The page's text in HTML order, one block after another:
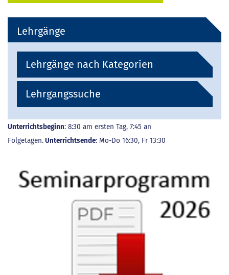
Lehrgänge
Lehrgänge nach Kategorien
Lehrgangssuche
Unterrichtsbeginn: 8:30 am ersten Tag, 7:45 an
Folgetagen.Unterrichtsende: Mo-Do 16:30, Fr 13:30